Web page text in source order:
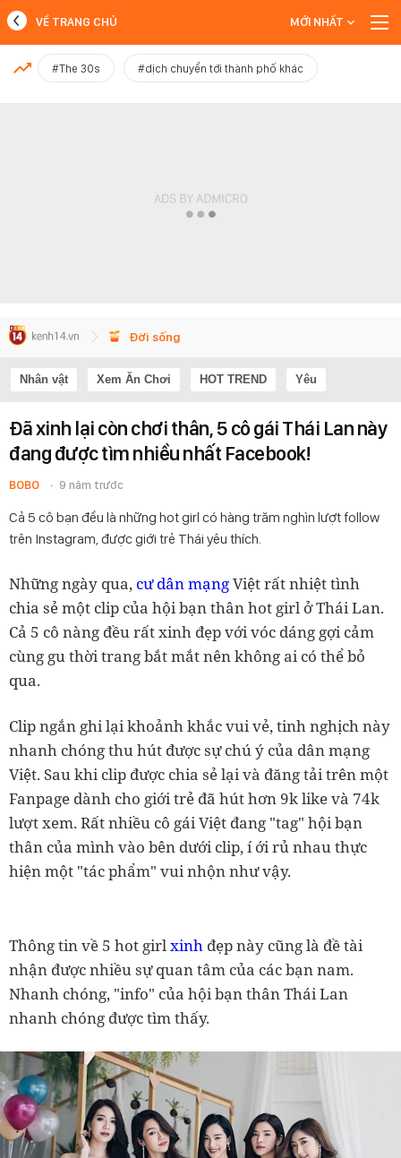
MỚI NHẤT
VỀ TRANG CHỦ MỚI NHẤT
#The 30s #dịch chuyển tới thành phố khác
Đời sống
Nhân vật Xem Ăn Chơi HOT TREND Yêu
Đã xinh lại còn chơi thân, 5 cô gái Thái Lan này
đang được tìm nhiều nhất Facebook!
BOBO 9 năm trước
Cả 5 cô bạn đều là những hot girl có hàng trăm nghìn lượt follow
trên Instagram, được giới trẻ Thái yêu thích.
Những ngày qua, cư dân mạngViệt rất nhiệt tình
chia sẻ một clip của hội bạn thân hot girl ở Thái Lan.
Cả 5 cô nàng đều rất xinh đẹp với vóc dáng gợi cảm
cùng gu thời trang bắt mắt nên không ai có thể bỏ
qua.
Clip ngắn ghi lại khoảnh khắc vui vẻ, tinh nghịch này
nhanh chóng thu hút được sự chú ý của dân mạng
Việt. Sau khi clip được chia sẻ lại và đăng tải trên một
Fanpage dành cho giới trẻ đã hút hơn 9k like và 74k
lượt xem. Rất nhiều cô gái Việt đang "tag" hội bạn
thân của mình vào bên dưới clip, í ới rủ nhau thực
hiện một "tác phẩm" vui nhộn như vậy.
Thông tin về 5 hot girlxinh đẹp này cũng là đề tài
nhận được nhiều sự quan tâm của các bạn nam.
Nhanh chóng, "info" của hội bạn thân Thái Lan
nhanh chóng được tìm thấy.